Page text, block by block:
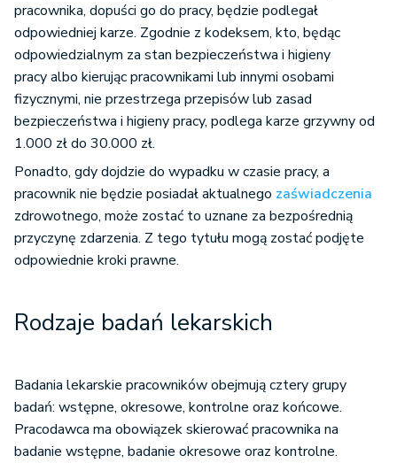
pracownika, dopuści go do pracy, będzie podlegał
odpowiedniej karze. Zgodnie z kodeksem, kto, będąc
odpowiedzialnym za stan bezpieczeństwa i higieny
pracy albo kierując pracownikami lub innymi osobami
fizycznymi, nie przestrzega przepisów lub zasad
bezpieczeństwa i higieny pracy, podlega karze grzywny od
1.000 zł do 30.000 zł.
Ponadto, gdy dojdzie do wypadku w czasie pracy, a
pracownik nie będzie posiadał aktualnego zaświadczenia
zdrowotnego, może zostać to uznane za bezpośrednią
przyczynę zdarzenia. Z tego tytułu mogą zostać podjęte
odpowiednie kroki prawne.
Rodzaje badań lekarskich
Badania lekarskie pracowników obejmują cztery grupy
badań: wstępne, okresowe, kontrolne oraz końcowe.
Pracodawca ma obowiązek skierować pracownika na
badanie wstępne, badanie okresowe oraz kontrolne.